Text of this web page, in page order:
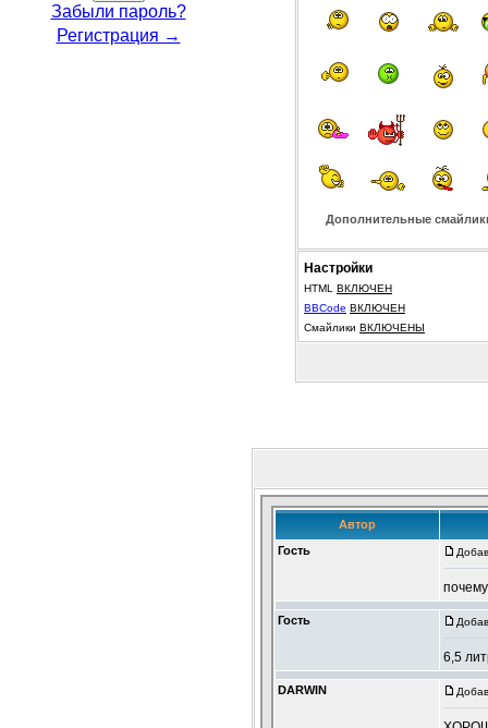
Забыли пароль?
Регистрация →
Дополнительные
Настройки
HTML ВКЛЮЧЕН
BBCode ВКЛЮЧЕН
Смайлики ВКЛЮЧЕНЫ